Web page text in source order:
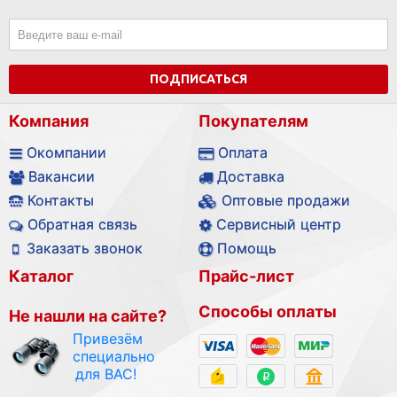
ПОДПИСАТЬСЯ
Компания
Окомпании
Вакансии
Контакты
Обратная связь
Заказать звонок
Покупателям
Оплата
Доставка
Оптовые продажи
Сервисный центр
Помощь
Каталог
Не нашли на сайте?
Привезём
специально
для ВАС!
Прайс-лист
Способы оплаты